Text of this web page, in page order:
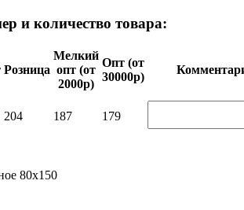
и количество товара:
Розница
Мелкий
опт (от
2000р)
Опт (от
30000р)
204 187 179
80х150